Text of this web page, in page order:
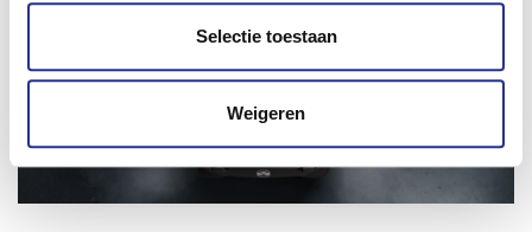
Selectie toestaan
Weigeren